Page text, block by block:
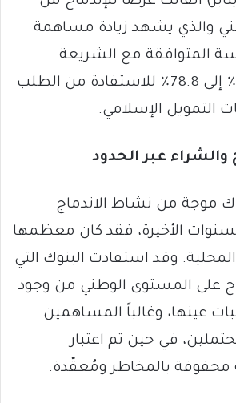
والذي يشهد زيادة مساهمة
المتوافقة مع الشريعة
الإسلامية من 29٪ إلى 78.8٪ للاستفادة من الطلب
التمويل الإسلامي.
والشراء عبر الحدود
موجة من نشاط الاندماج
الأخيرة، فقد كان معظمها
وقد استفادت البنوك التي
على المستوى الوطني من وجود
عينها، وغالباً المساهمين
في حين تم اعتبار
محفوفة بالمخاطر ومُعقّدة.